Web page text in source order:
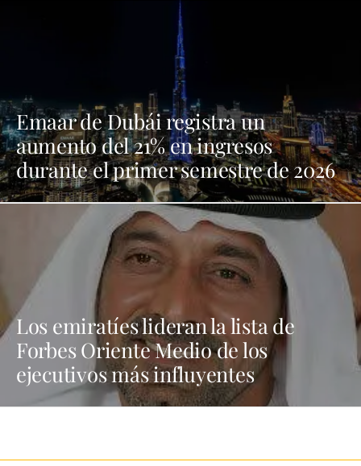
Emaar de Dubái registra un
aumento del 21% en ingresos
durante el primer semestre de 2026
Los emiratíes lideran la lista de
Forbes Oriente Medio de los
ejecutivos más influyentes